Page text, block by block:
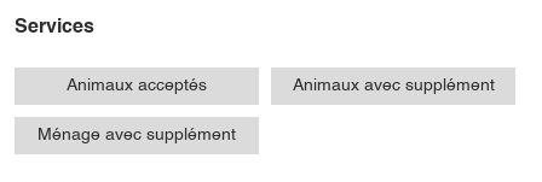
Services
Animaux acceptés Animaux avec supplément
Ménage avec supplément